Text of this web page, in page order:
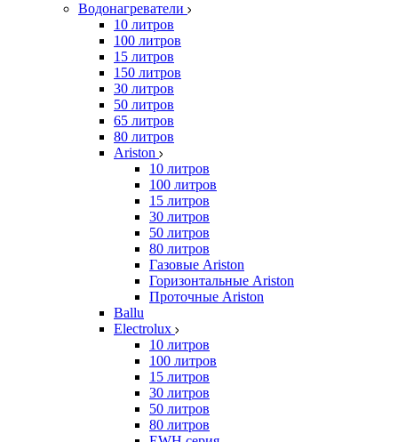
Водонагреватели
10 литров
100 литров
15 литров
150 литров
30 литров
50 литров
65 литров
80 литров
Ariston
10 литров
100 литров
15 литров
30 литров
50 литров
80 литров
Газовые Ariston
Горизонтальные Ariston
Проточные Ariston
Ballu
Electrolux
10 литров
100 литров
15 литров
30 литров
50 литров
80 литров